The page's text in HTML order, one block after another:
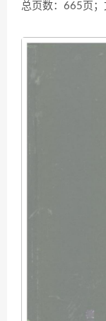
总页数：665页；